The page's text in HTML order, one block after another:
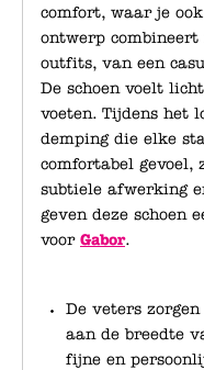
comfort, waar je
ontwerp
outfits, van een
De schoen voelt
voeten. Tijdens het
demping die elke
comfortabel gevoel,
subtiele afwerking
geven deze schoen
voor Gabor.
De veters
aan de breedte
fijne en